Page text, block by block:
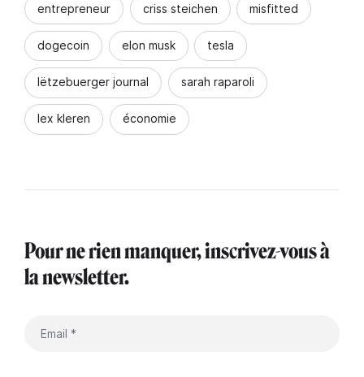
entrepreneur criss steichen misfitted
dogecoin elon musk tesla
lëtzebuerger journal sarah raparoli
lex kleren économie
Pour ne rien manquer, inscrivez-vous à
la newsletter.